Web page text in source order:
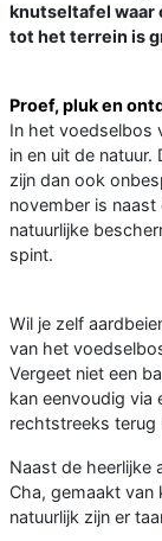
knutseltafel waar
tot het terrein is
Proef, pluk en
In het voedselbos
in en uit de natuur.
zijn dan ook
november is
natuurlijke
spint.
Wil je zelf
van het
Vergeet niet een
kan eenvoudig via
rechtstreeks terug
Naast de heerlijke
Cha, gemaakt van
natuurlijk zijn er